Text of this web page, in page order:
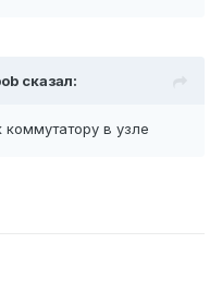
сказал:
коммутатору в узле